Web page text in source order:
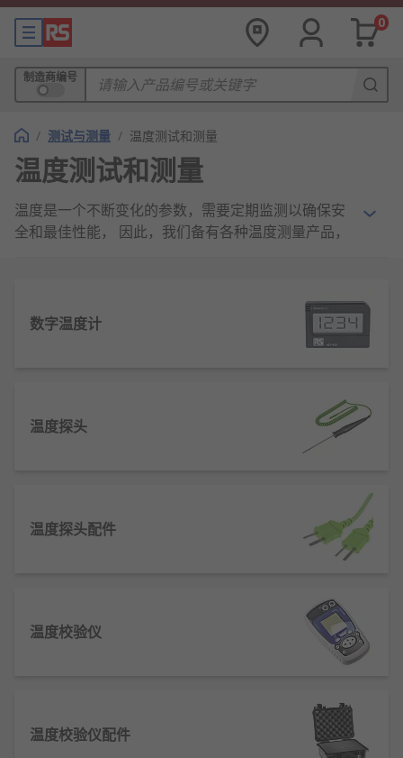
0
制造商编号
/ 测试与测量 / 温度测试和测量
温度测试和测量
温度是一个不断变化的参数，需要定期监测以确保安
全和最佳性能， 因此，我们备有各种温度测量产品，
有哪些类型的温度测量设备可供选
- 以可见光在屏幕上显示红外辐射，以使
手持式的，可改进通信功能，如无线连接。例
如， 这允许用户在故障排除时将映像发送给技
取。与传统的水银温度计相比，它们使用传感
器和探针来更精确地测量温度。它们通常易于
是一种非接触式测量方法。它们易于使用， 提
供高精度的快速测量。红外温度计的一些最常
见用途包括检查家中是否存在可确定空气泄漏
数字温度计
温度探头
温度探头配件
温度校验仪
温度校验仪配件